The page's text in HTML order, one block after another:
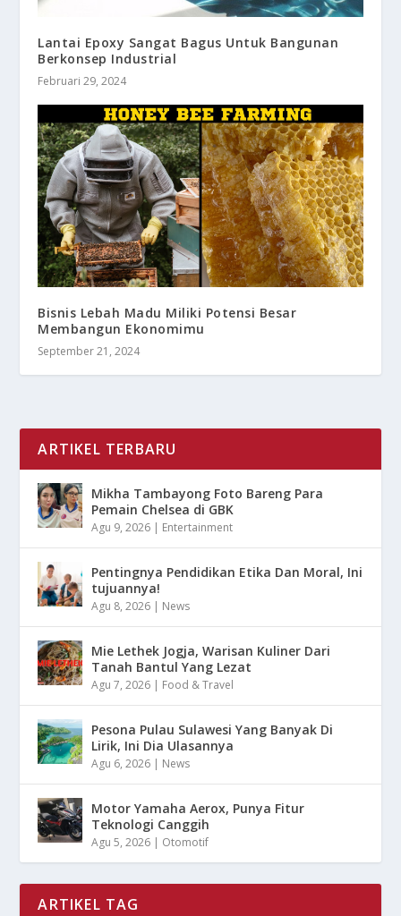
Lantai Epoxy Sangat Bagus Untuk Bangunan
Berkonsep Industrial
Februari 29, 2024
Bisnis Lebah Madu Miliki Potensi Besar
Membangun Ekonomimu
September 21, 2024
ARTIKEL TERBARU
Mikha Tambayong Foto Bareng Para
Pemain Chelsea di GBK
Agu 9, 2026 | Entertainment
Pentingnya Pendidikan Etika Dan Moral, Ini
tujuannya!
Agu 8, 2026 | News
Mie Lethek Jogja, Warisan Kuliner Dari
Tanah Bantul Yang Lezat
Agu 7, 2026 | Food & Travel
Pesona Pulau Sulawesi Yang Banyak Di
Lirik, Ini Dia Ulasannya
Agu 6, 2026 | News
Motor Yamaha Aerox, Punya Fitur
Teknologi Canggih
Agu 5, 2026 | Otomotif
ARTIKEL TAG